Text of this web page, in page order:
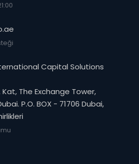
Capital Solutions
Kat, The Exchange Tower,
P.O. BOX - 71706 Dubai,